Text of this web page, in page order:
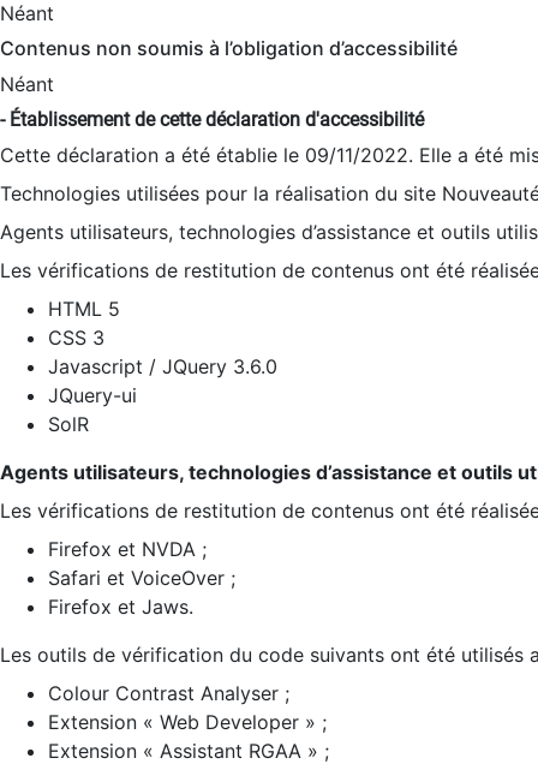
Néant
Contenus non soumis à l’obligation d’accessibilité
Néant
- Établissement de cette déclaration d'accessibilité
Cette déclaration a été établie le 09/11/2022. Elle a été
Technologies utilisées pour la réalisation du site
Agents utilisateurs, technologies d’assistance et outils
Les vérifications de restitution de contenus ont été
HTML 5
CSS 3
Javascript / JQuery 3.6.0
JQuery-ui
SolR
Agents utilisateurs, technologies d’assistance et outils
Les vérifications de restitution de contenus ont été
Firefox et NVDA ;
Safari et VoiceOver ;
Firefox et Jaws.
Les outils de vérification du code suivants ont été utilisés
Colour Contrast Analyser ;
Extension « Web Developer » ;
Extension « Assistant RGAA » ;